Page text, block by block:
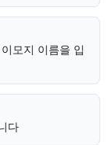
모지 이름을 입
다